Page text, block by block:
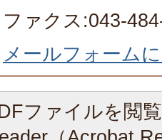
ファクス:043-
メールフォーム
ファイルを閲